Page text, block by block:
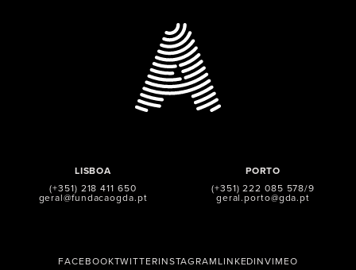
LISBOA
(+351) 218 411 650
geral@fundacaogda.pt
PORTO
(+351) 222 085 578/9
geral.porto@gda.pt
FACEBOOKTWITTERINSTAGRAMLINKEDINVIMEO